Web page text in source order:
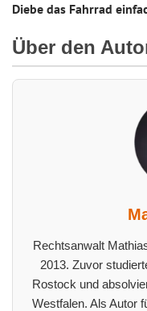
Diebe das Fahrrad
Über den
Rechtsanwalt
2013. Zuvor
Rostock und
Westfalen. Als Autor